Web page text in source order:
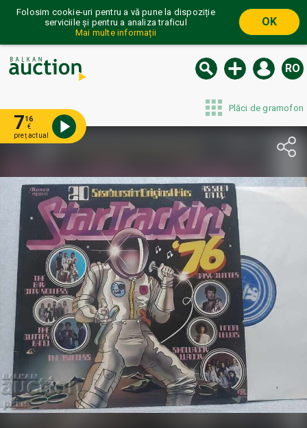
Folosim cookie-uri pentru a vă pune la dispoziție
serviciile și pentru a analiza traficul
Mai multe informații
OK
RO
Plăci de gramofon
716
€
preț actual